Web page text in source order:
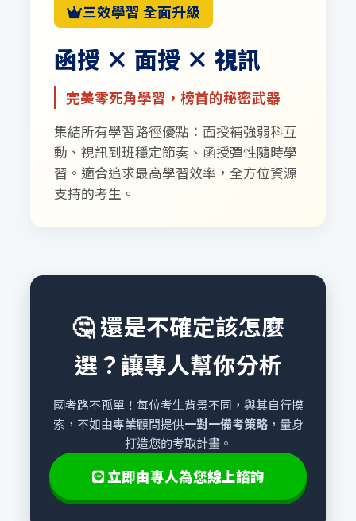
三效學習 全面升級
函授 × 面授 × 視訊
完美零死角學習，榜首的秘密武器
集結所有學習路徑優點：面授補強弱科互
動、視訊到班穩定節奏、函授彈性隨時學
習。適合追求最高學習效率，全方位資源
支持的考生。
🤔 還是不確定該怎麼
選？讓專人幫你分析
國考路不孤單！每位考生背景不同，與其自行摸
索，不如由專業顧問提供一對一備考策略，量身
打造您的考取計畫。
立即由專人為您線上諮詢